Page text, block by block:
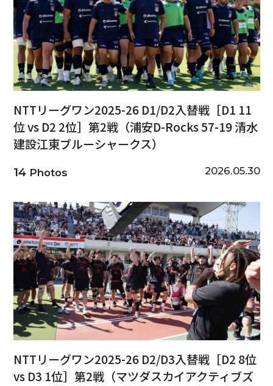
NTTリーグワン2025-26 D1/D2入替戦［D1 11
位 vs D2 2位］第2戦（浦安D-Rocks 57-19 清水
建設江東ブルーシャークス）
14Photos 2026.05.30
NTTリーグワン2025-26 D2/D3入替戦［D2 8位
vs D3 1位］第2戦（マツダスカイアクティブズ